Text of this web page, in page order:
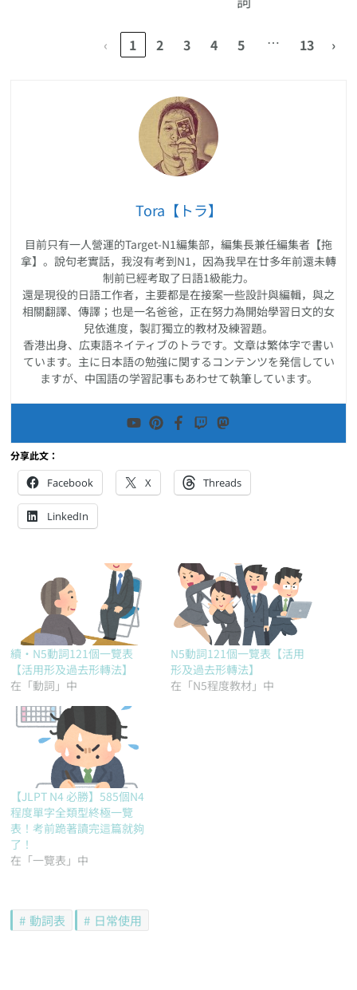
‹ 1 2 3 4 5 … 13 ›
Tora【トラ】
目前只有一人營運的Target-N1編集部，編集長兼任編集者【拖
拿】。說句老實話，我沒有考到N1，因為我早在廿多年前還未轉
制前已經考取了日語1級能力。
還是現役的日語工作者，主要都是在接案一些設計與編輯，與之
相關翻譯、傳譯；也是一名爸爸，正在努力為開始學習日文的女
兒依進度，製訂獨立的教材及練習題。
香港出身、広東語ネイティブのトラです。文章は繁体字で書い
ています。主に日本語の勉強に関するコンテンツを発信してい
ますが、中国語の学習記事もあわせて執筆しています。
分享此文：
Facebook X Threads
LinkedIn
續‧N5動詞121個一覽表
【活用形及過去形轉法】
在「動詞」中
N5動詞121個一覽表【活用
形及過去形轉法】
在「N5程度教材」中
【JLPT N4 必勝】585個N4
程度單字全類型終極一覽
表！考前跪著讀完這篇就夠
了！
在「一覽表」中
動詞表 日常使用